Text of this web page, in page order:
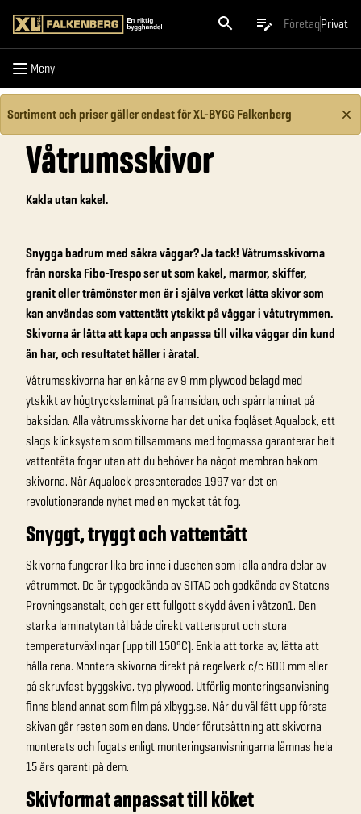
FöretagPrivat
Meny
Meny
Sortiment och priser gäller endast för XL-BYGG Falkenberg
Våtrumsskivor
Kakla utan kakel.
Snygga badrum med säkra väggar? Ja tack! Våtrumsskivorna
från norska Fibo-Trespo ser ut som kakel, marmor, skiffer,
granit eller trämönster men är i själva verket lätta skivor som
kan användas som vattentätt ytskikt på väggar i våtutrymmen.
Skivorna är lätta att kapa och anpassa till vilka väggar din kund
än har, och resultatet håller i åratal.
Våtrumsskivorna har en kärna av 9 mm plywood belagd med
ytskikt av högtryckslaminat på framsidan, och spärrlaminat på
baksidan. Alla våtrumsskivorna har det unika foglåset Aqualock, ett
slags klicksystem som tillsammans med fogmassa garanterar helt
vattentäta fogar utan att du behöver ha något membran bakom
skivorna. När Aqualock presenterades 1997 var det en
revolutionerande nyhet med en mycket tät fog.
Snyggt, tryggt och vattentätt
Skivorna fungerar lika bra inne i duschen som i alla andra delar av
våtrummet. De är typgodkända av SITAC och godkända av Statens
Provningsanstalt, och ger ett fullgott skydd även i våtzon1. Den
starka laminatytan tål både direkt vattensprut och stora
temperaturväxlingar (upp till 150°C). Enkla att torka av, lätta att
hålla rena. Montera skivorna direkt på regelverk c/c 600 mm eller
på skruvfast byggskiva, typ plywood. Utförlig monteringsanvisning
finns bland annat som film på xlbygg.se. När du väl fått upp första
skivan går resten som en dans. Under förutsättning att skivorna
monterats och fogats enligt monteringsanvisningarna lämnas hela
15 års garanti på dem.
Skivformat anpassat till köket